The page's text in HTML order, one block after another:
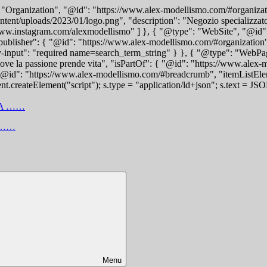
"@id": "https://www.alex-modellismo.com/
uploads/2023/01/logo.png", "description": "Negozio
alexmodellismo" ] }, { "@type": "WebSite",
{ "@id": "https://www.alex-modellismo.com/
"required name=search_term_string" } }, { "@type":
la passione prende vita", "isPartOf": { "@id": "https://
"https://www.alex-modellismo.com/#breadcrumb",
s.type = "application/ld+json"; s.text =
……
Menu